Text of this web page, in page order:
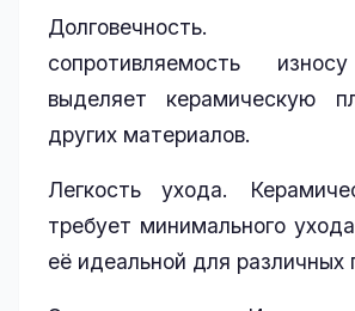
Долговечность.
сопротивляемость
выделяет керамическую
других материалов.
Легкость ухода.
требует минимального
её идеальной для